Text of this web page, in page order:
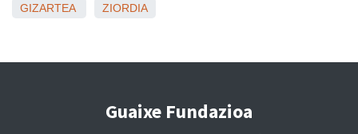
GIZARTEA ZIORDIA
Guaixe Fundazioa